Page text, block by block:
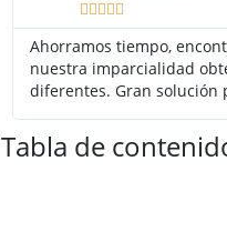
    
Ahorramos tiempo,
nuestra imparcialidad
diferentes. Gran solución
Tabla de